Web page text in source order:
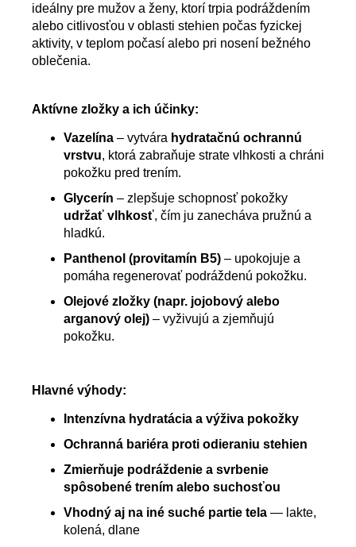
ideálny pre mužov a ženy, ktorí trpia podráždením
alebo citlivosťou v oblasti stehien počas fyzickej
aktivity, v teplom počasí alebo pri nosení bežného
oblečenia.
Aktívne zložky a ich účinky:
Vazelína – vytvára hydratačnú ochrannú
vrstvu, ktorá zabraňuje strate vlhkosti a chráni
pokožku pred trením.
Glycerín – zlepšuje schopnosť pokožky
udržať vlhkosť, čím ju zanecháva pružnú a
hladkú.
Panthenol (provitamín B5) – upokojuje a
pomáha regenerovať podráždenú pokožku.
Olejové zložky (napr. jojobový alebo
arganový olej) – vyživujú a zjemňujú
pokožku.
Hlavné výhody:
Intenzívna hydratácia a výživa pokožky
Ochranná bariéra proti odieraniu stehien
Zmierňuje podráždenie a svrbenie
spôsobené trením alebo suchosťou
Vhodný aj na iné suché partie tela — lakte,
kolená, dlane